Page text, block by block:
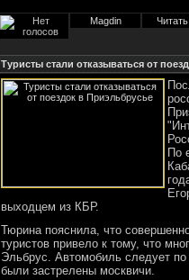
Magdin
Туристы стали отказываться от
По
выходцем из КБР.
Тюрина пояснила, что
туристов привело к тому, что
Эльбрус. Автомобиль следует
были застрелены москвичи.